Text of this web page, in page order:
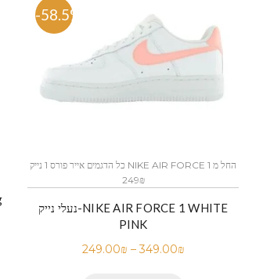
-58.5%
כל הדגמים אייר פורס 1 נייק NIKE AIR FORCE 1 החל מ
249₪
נעלי נייק-NIKE AIR FORCE 1 WHITE
PINK
249.00₪ – 349.00₪